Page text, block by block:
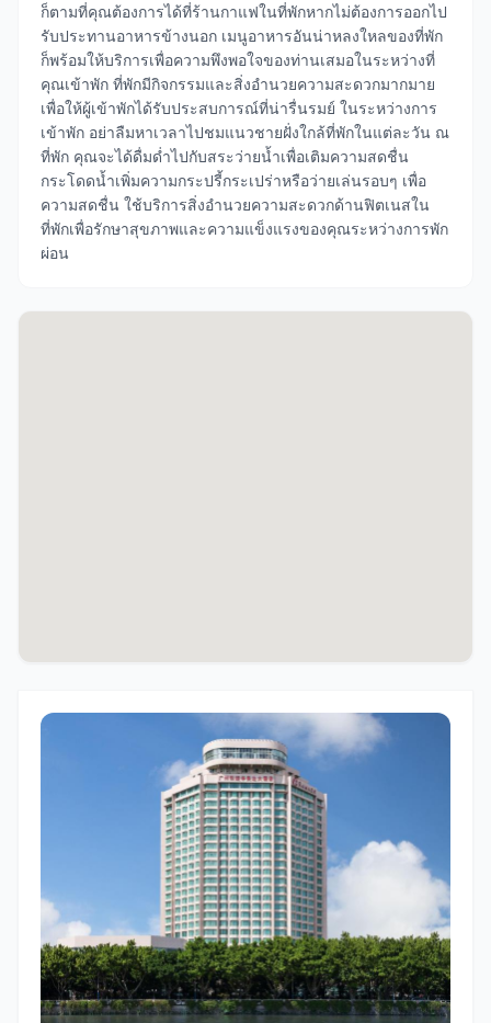
ก็ตามที่คุณต้องการได้ที่ร้านกาแฟในที่พักหากไม่ต้องการออกไป
รับประทานอาหารข้างนอก เมนูอาหารอันน่าหลงใหลของที่พัก
ก็พร้อมให้บริการเพื่อความพึงพอใจของท่านเสมอในระหว่างที่
คุณเข้าพัก ที่พักมีกิจกรรมและสิ่งอำนวยความสะดวกมากมาย
เพื่อให้ผู้เข้าพักได้รับประสบการณ์ที่น่ารื่นรมย์ ในระหว่างการ
เข้าพัก อย่าลืมหาเวลาไปชมแนวชายฝั่งใกล้ที่พักในแต่ละวัน ณ
ที่พัก คุณจะได้ดื่มด่ำไปกับสระว่ายน้ำเพื่อเติมความสดชื่น
กระโดดน้ำเพิ่มความกระปรี้กระเปร่าหรือว่ายเล่นรอบๆ เพื่อ
ความสดชื่น ใช้บริการสิ่งอำนวยความสะดวกด้านฟิตเนสใน
ที่พักเพื่อรักษาสุขภาพและความแข็งแรงของคุณระหว่างการพัก
ผ่อน